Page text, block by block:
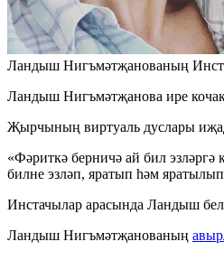
Ландыш Нигъмәтҗанованың
Ландыш Нигъмәтҗанова ире
Җырчының виртуаль дуслары
«Фәриткә берничә ай бил
билне эзләп, яратып һәм
Инстачылар арасында Ландыш
Ландыш Нигъмәтҗанованың